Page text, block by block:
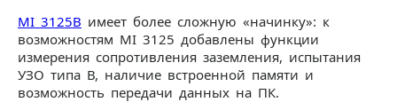
MI 3125B имеет более сложную «начинку»: к
возможностям MI 3125 добавлены функции
измерения сопротивления заземления, испытания
УЗО типа В, наличие встроенной памяти и
возможность передачи данных на ПК.